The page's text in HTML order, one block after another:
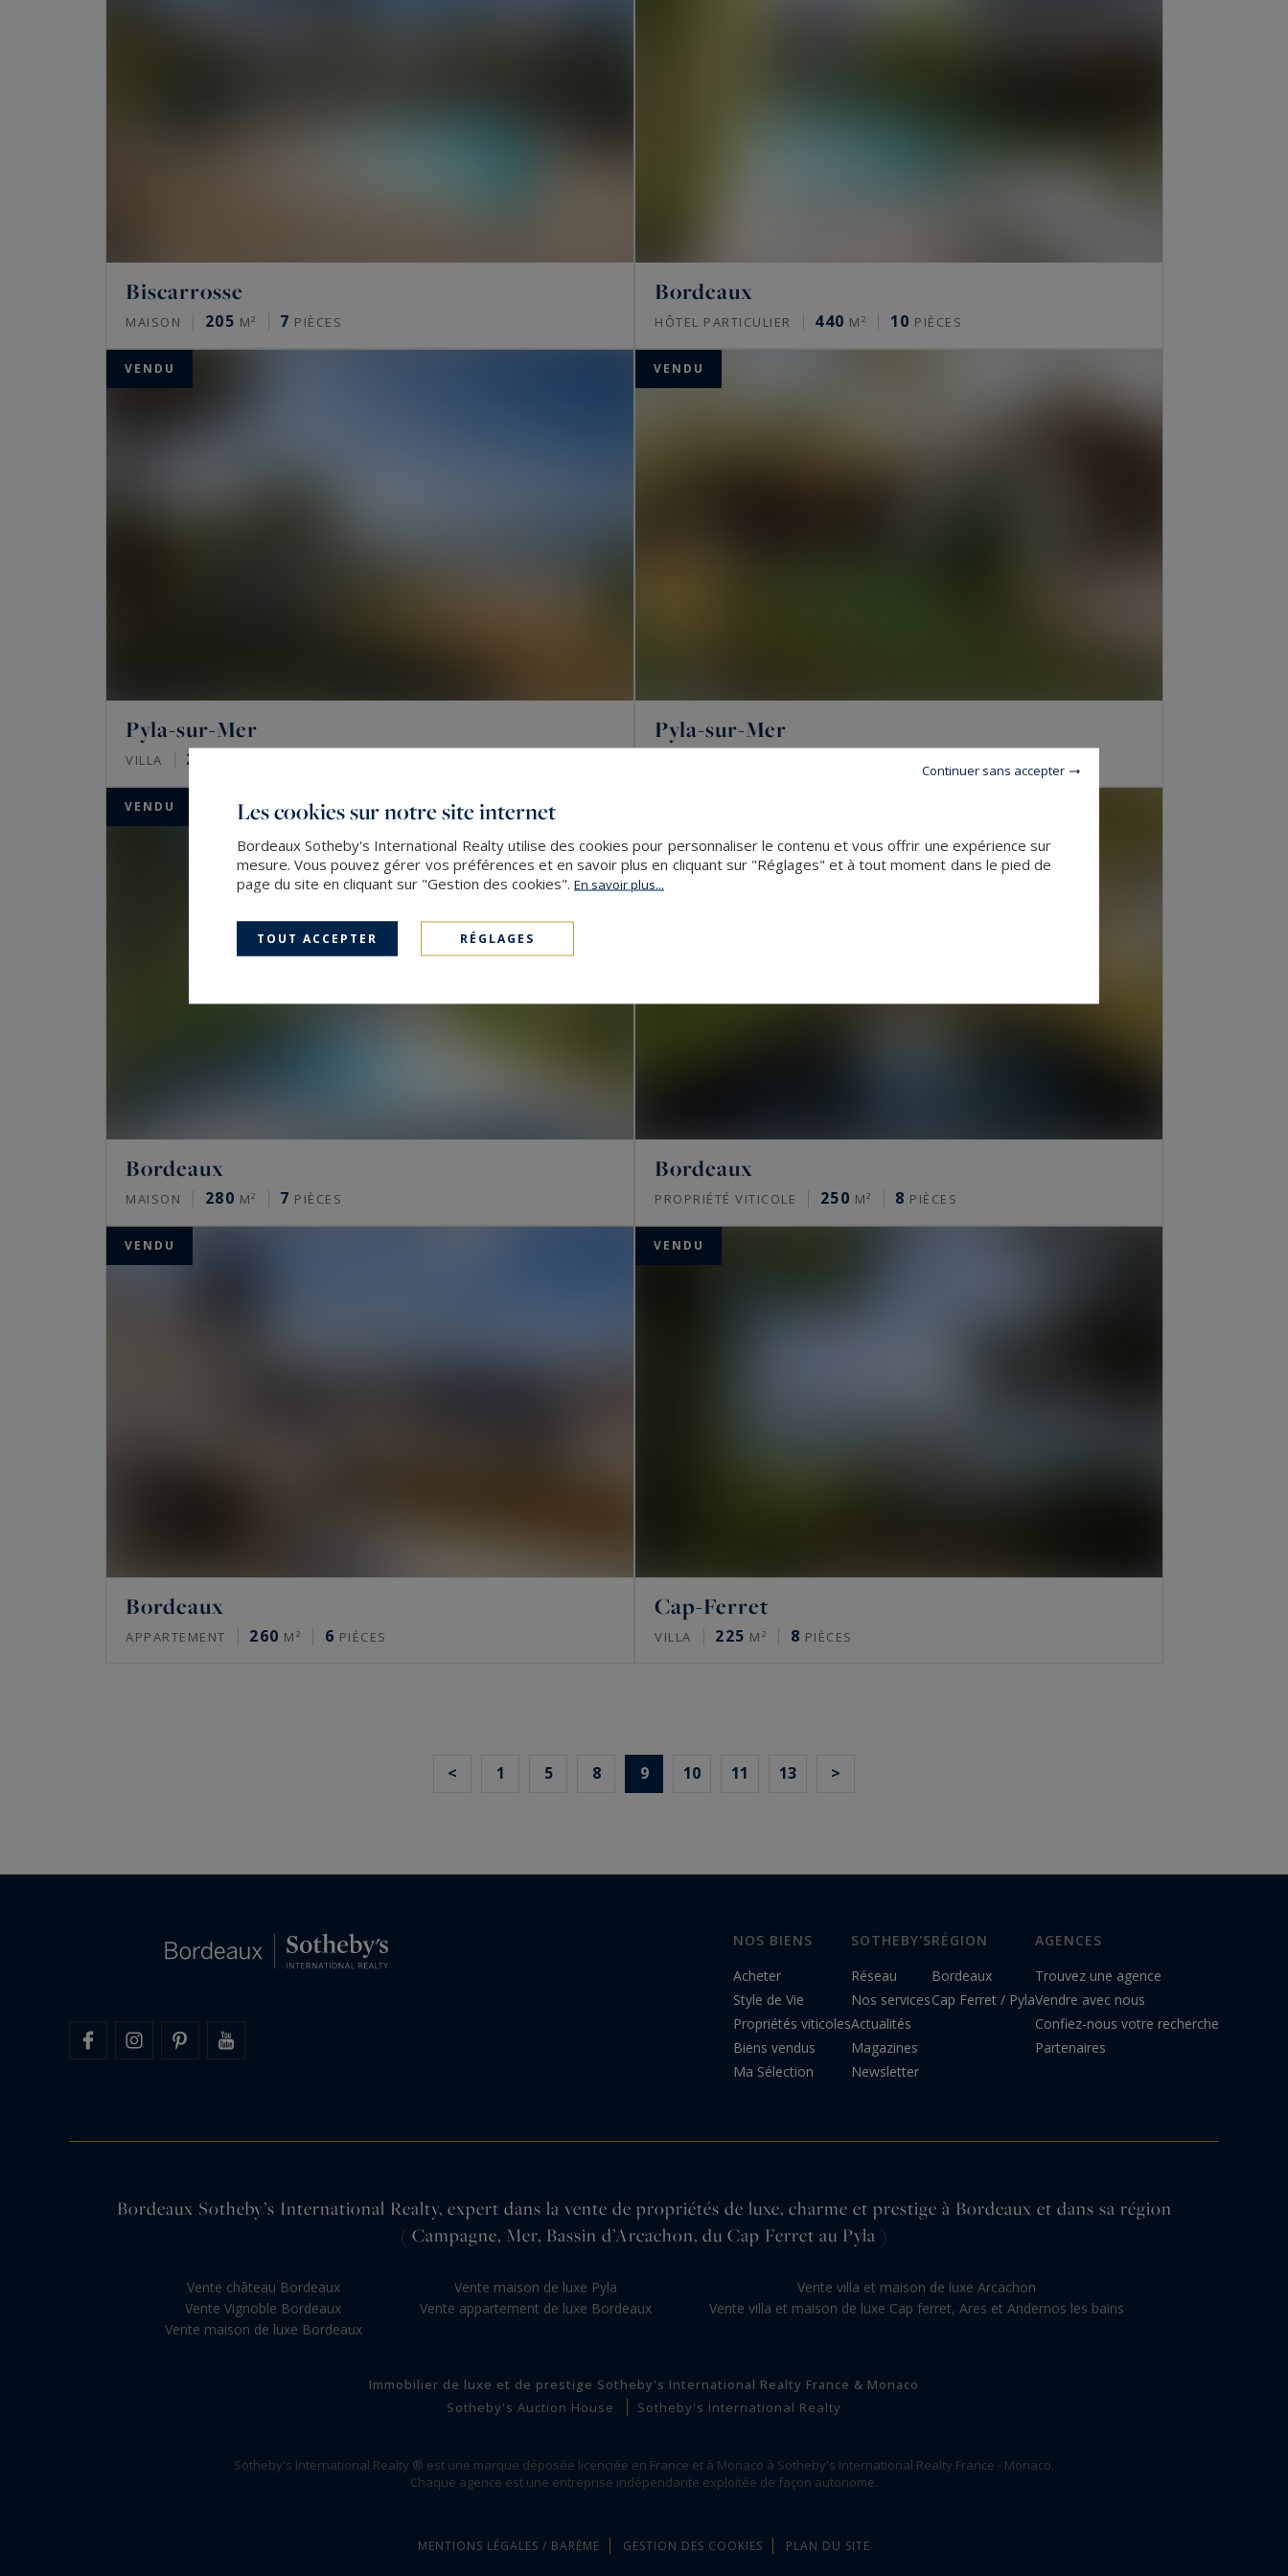
Biscarrosse
MAISON 205 M² 7 PIÈCES
Bordeaux
HÔTEL PARTICULIER 440 M² 10 PIÈCES
VENDU
Pyla-sur-Mer
VILLA 273
VENDU
Pyla-sur-Mer
VENDU
Bordeaux
MAISON 280 M² 7 PIÈCES
Bordeaux
PROPRIÉTÉ VITICOLE 250 M² 8 PIÈCES
VENDU
Bordeaux
APPARTEMENT 260 M² 6 PIÈCES
VENDU
Cap-Ferret
VILLA 225 M² 8 PIÈCES
< 1 5 8 9 10 11 13 >
NOS BIENS
Acheter
Style de Vie
Propriétés viticoles
Biens vendus
Ma Sélection
SOTHEBY'S
Réseau
Nos services
Actualités
Magazines
Newsletter
RÉGION
Bordeaux
Cap Ferret / Pyla
AGENCES
Trouvez une agence
Vendre avec nous
Confiez-nous votre recherche
Partenaires
Bordeaux Sotheby’s International Realty, expert dans la vente de propriétés de luxe, charme et prestige à Bordeaux et dans sa région
( Campagne, Mer, Bassin d’Arcachon, du Cap Ferret au Pyla )
Vente château Bordeaux
Vente Vignoble Bordeaux
Vente maison de luxe Bordeaux
Vente maison de luxe Pyla
Vente appartement de luxe Bordeaux
Vente villa et maison de luxe Arcachon
Vente villa et maison de luxe Cap ferret, Ares et Andernos les bains
Immobilier de luxe et de prestige Sotheby's International Realty France & Monaco
Sotheby's Auction House
Sotheby's International Realty
Sotheby's International Realty ® est une marque déposée licenciée en France et à Monaco à Sotheby's International Realty France - Monaco.
Chaque agence est une entreprise indépendante exploitée de façon autonome.
MENTIONS LÉGALES / BARÈME GESTION DES COOKIES PLAN DU SITE
Les cookies sur notre site internet
Bordeaux Sotheby's International Realty utilise des cookies pour personnaliser le contenu et vous offrir une expérience sur
mesure. Vous pouvez gérer vos préférences et en savoir plus en cliquant sur "Réglages" et à tout moment dans le pied de
page du site en cliquant sur "Gestion des cookies". En savoir plus...
TOUT ACCEPTER RÉGLAGES
Continuer sans accepter